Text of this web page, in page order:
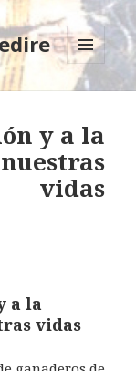
MENÚ
Y
y a la
vidas
a la
vidas